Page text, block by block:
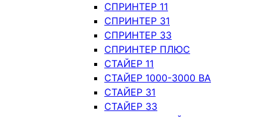
СПРИНТЕР 11
СПРИНТЕР 31
СПРИНТЕР 33
СПРИНТЕР ПЛЮС
СТАЙЕР 11
СТАЙЕР 1000-3000 ВА
СТАЙЕР 31
СТАЙЕР 33